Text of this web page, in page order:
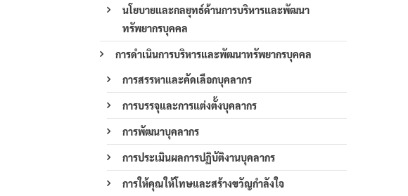
นโยบายและกลยุทธ์ด้านการบริหารและพัฒนา
ทรัพยากรบุคคล
การดำเนินการบริหารและพัฒนาทรัพยากรบุคคล
การสรรหาและคัดเลือกบุคลากร
การบรรจุและการแต่งตั้งบุคลากร
การพัฒนาบุคลากร
การประเมินผลการปฏิบัติงานบุคลากร
การให้คุณให้โทษและสร้างขวัญกำลังใจ